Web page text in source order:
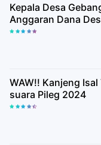
Kepala Desa
Anggaran Dana
WAW!! Kanjeng
suara Pileg 2024